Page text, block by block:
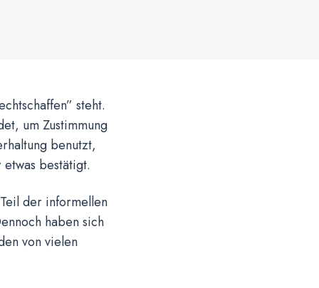
steht.
um Zustimmung
benutzt,
bestätigt.
der informellen
haben sich
von vielen